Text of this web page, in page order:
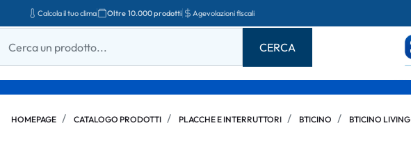
Calcola il tuo clima Oltre 10.000 prodotti Agevolazioni fiscali
HOMEPAGE CATALOGO PRODOTTI PLACCHE E INTERRUTTORI BTICINO BTICINO LIVING